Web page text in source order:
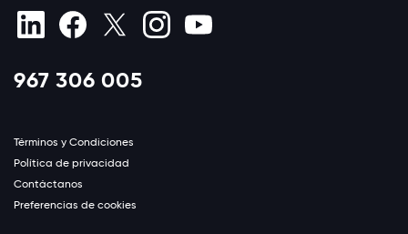
967 306 005
Términos y Condiciones
Política de privacidad
Contáctanos
Preferencias de cookies